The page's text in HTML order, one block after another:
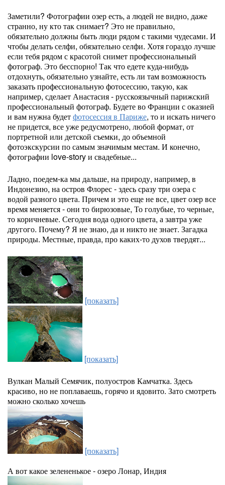
Заметили? Фотографии озер есть, а людей не видно, даже
странно, ну кто так снимает? Это не правильно,
обязательно должны быть люди рядом с такими чудесами. И
чтобы делать селфи, обязательно селфи. Хотя гораздо лучше
если тебя рядом с красотой снимет профессиональный
фотограф. Это бесспорно! Так что едете куда-нибудь
отдохнуть, обязательно узнайте, есть ли там возможность
заказать профессиональную фотосессию, такую, как
например, сделает Анастасия - русскоязычный парижский
профессиональный фотограф. Будете во Франции с оказией
и вам нужна будетфотосессия в Париже, то и искать ничего
не придется, все уже редусмотрено, любой формат, от
портретной или детской съемки, до объемной
фотоэкскурсии по самым значимым местам. И конечно,
фотографии love-story и свадебные...
Ладно, поедем-ка мы дальше, на природу, например, в
Индонезию, на остров Флорес - здесь сразу три озера с
водой разного цвета. Причем и это еще не все, цвет озер все
время меняется - они то бирюзовые, То голубые, то черные,
то коричневые. Сегодня вода одного цвета, а завтра уже
другого. Почему? Я не знаю, да и никто не знает. Загадка
природы. Местные, правда, про каких-то духов твердят...
[показать]
[показать]
Вулкан Малый Семячик, полуостров Камчатка. Здесь
красиво, но не поплаваешь, горячо и ядовито. Зато смотреть
можно сколько хочешь
[показать]
А вот какое зелененькое - озеро Лонар, Индия